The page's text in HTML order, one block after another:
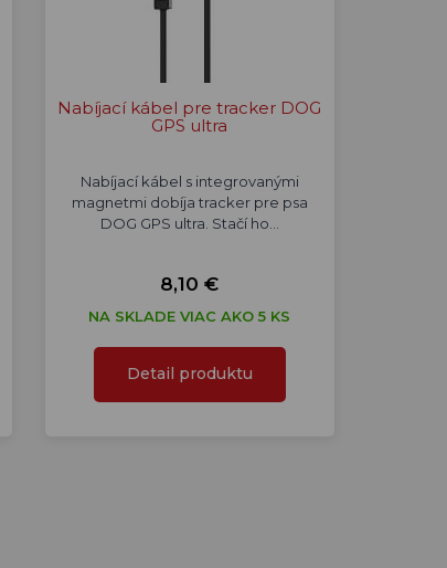
Nabíjací kábel pre tracker DOG
GPS ultra
Nabíjací kábel s integrovanými
magnetmi dobíja tracker pre psa
DOG GPS ultra. Stačí ho…
8,10 €
NA SKLADE VIAC AKO 5 KS
Detail produktu